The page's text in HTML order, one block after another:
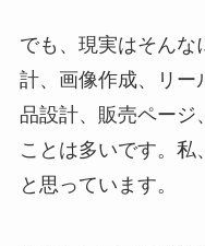
でも、現実はそんな
計、画像作成、リー
品設計、販売ページ
ことは多いです。私
と思っています。